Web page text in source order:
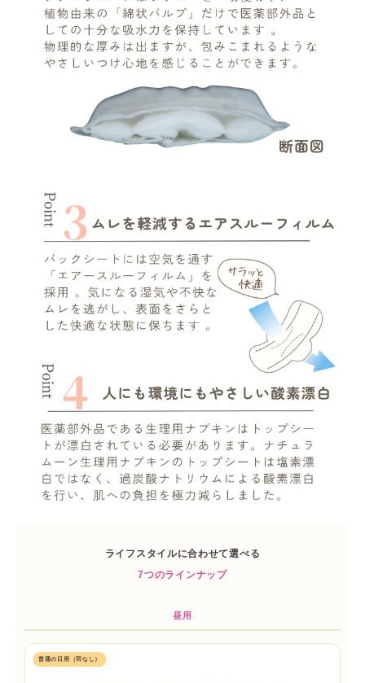
ライフスタイルに合わせて選べる
7つのラインナップ
昼用
普通の日用（羽なし）